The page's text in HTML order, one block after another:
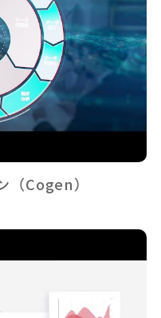
（Cogen）